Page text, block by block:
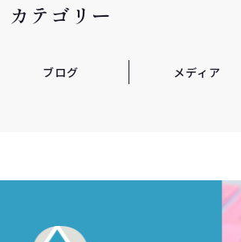
カテゴリー
ブログ メディア